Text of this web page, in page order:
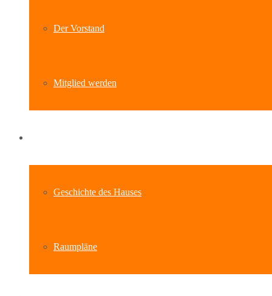
Der Vorstand
Mitglied werden
Geschichte des Hauses
Raumpläne